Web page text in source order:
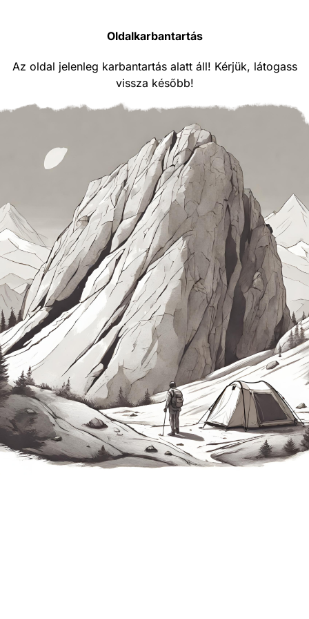
Oldalkarbantartás
Az oldal jelenleg karbantartás alatt áll! Kérjük, látogass
vissza később!